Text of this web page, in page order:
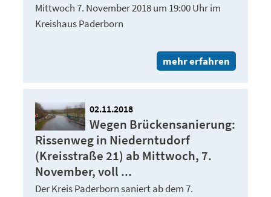
Mittwoch 7. November 2018 um 19:00 Uhr im
Kreishaus Paderborn
mehr erfahren
02.11.2018
Wegen Brückensanierung:
Rissenweg in Niederntudorf
(Kreisstraße 21) ab Mittwoch, 7.
November, voll ...
Der Kreis Paderborn saniert ab dem 7.